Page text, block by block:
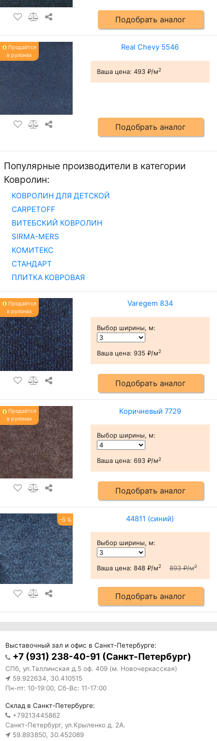
Подобрать аналог
Продаётся
в рулонах
Real Chevy 5546
Ваша цена: 493 ₽/м2
Подобрать аналог
Популярные производители в категории
Ковролин:
КОВРОЛИН ДЛЯ ДЕТСКОЙ
CARPETOFF
ВИТЕБСКИЙ КОВРОЛИН
SIRMA-MERS
КОМИТЕКС
СТАНДАРТ
ПЛИТКА КОВРОВАЯ
Продаётся
в рулонах
Varegem 834
Выбор ширины, м:
Ваша цена: 935 ₽/м2
Подобрать аналог
Продаётся
в рулонах
Коричневый 7729
Выбор ширины, м:
Ваша цена: 693 ₽/м2
Подобрать аналог
-5 % 44811 (синий)
Выбор ширины, м:
Ваша цена: 848 ₽/м2 893 ₽/м2
Подобрать аналог
Выставочный зал и офис в Санкт-Петербурге:
+7 (931) 238-40-91 (Санкт-Петербург)
СПб, ул.Таллинская д.5 оф. 409 (м. Новочеркасская)
59.922634, 30.410515
Пн-пт: 10-19:00, Сб-Вс: 11-17:00
Склад в Санкт-Петербурге:
+79213445862
Санкт-Петербург, ул.Крыленко д. 2А.
59.893850, 30.452089